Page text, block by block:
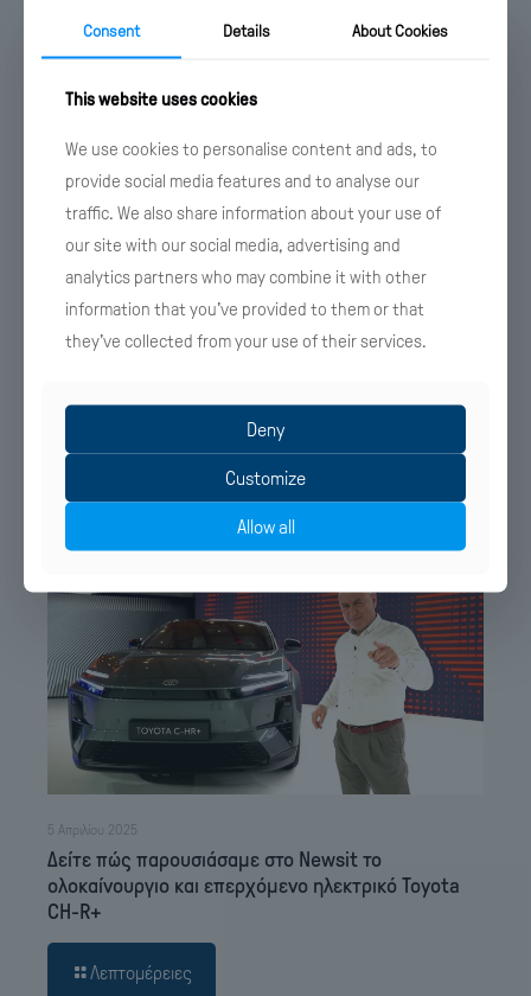
13 Απριλίου 2026
όπως την παρουσιάσαμε στο Driveit στο Newsit
5 Απριλίου 2025
Δείτε πώς παρουσιάσαμε στο Newsit το
ολοκαίνουργιο και επερχόμενο ηλεκτρικό Toyota
CH-R+
Λεπτομέρειες
Consent Details About Cookies
This website uses cookies
We use cookies to personalise content and ads, to
provide social media features and to analyse our
traffic. We also share information about your use of
our site with our social media, advertising and
analytics partners who may combine it with other
information that you’ve provided to them or that
they’ve collected from your use of their services.
Deny
Customize
Allow all